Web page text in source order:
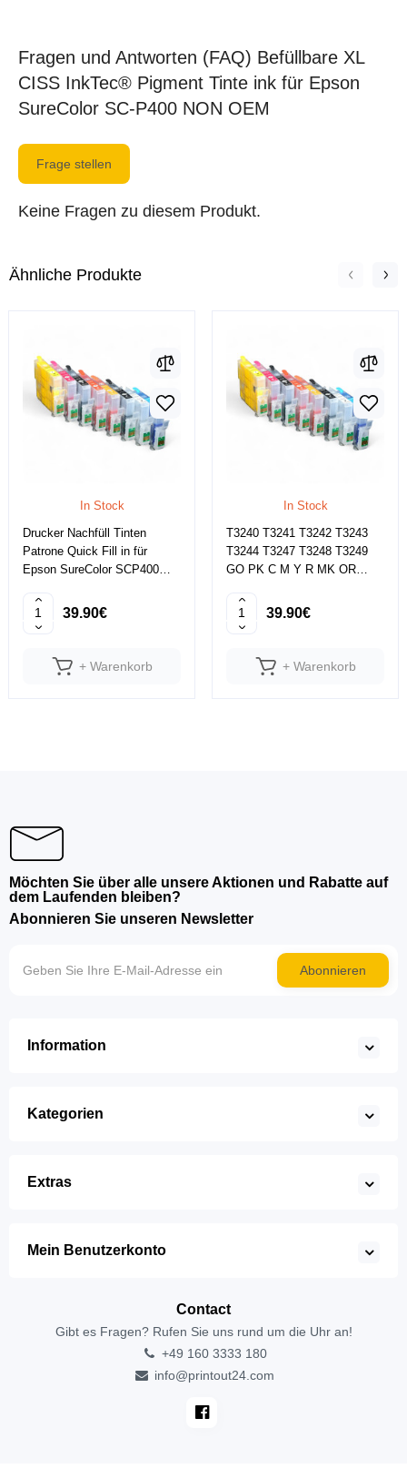
Fragen und Antworten (FAQ) Befüllbare XL
CISS InkTec® Pigment Tinte ink für Epson
SureColor SC-P400 NON OEM
Frage stellen
Keine Fragen zu diesem Produkt.
Ähnliche Produkte
In Stock
Drucker Nachfüll Tinten
Patrone Quick Fill in für
Epson SureColor SCP400
39.90€
+ Warenkorb
In Stock
T3240 T3241 T3242 T3243
T3244 T3247 T3248 T3249
GO PK C M Y R MK OR
39.90€
+ Warenkorb
Möchten Sie über alle unsere Aktionen und Rabatte auf
dem Laufenden bleiben?
Abonnieren Sie unseren Newsletter
Abonnieren
Information
Kategorien
Extras
Mein Benutzerkonto
Contact
Gibt es Fragen? Rufen Sie uns rund um die Uhr an!
+49 160 3333 180
info@printout24.com